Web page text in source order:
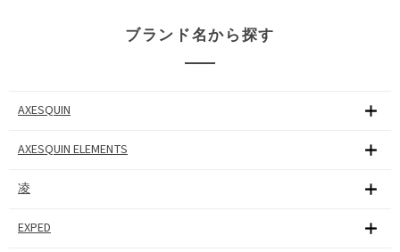
ブランド名から探す
AXESQUIN
AXESQUIN ELEMENTS
凌
EXPED